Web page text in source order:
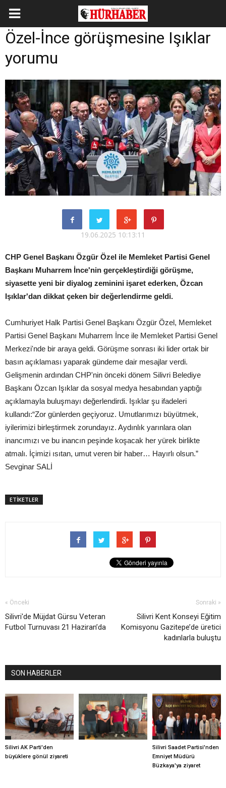
Özel-İnce görüşmesine Işıklar
yorumu
19.06.2025 10:13:11
CHP Genel Başkanı Özgür Özel ile Memleket Partisi Genel
Başkanı Muharrem İnce'nin gerçekleştirdiği görüşme,
siyasette yeni bir diyalog zeminini işaret ederken, Özcan
Işıklar'dan dikkat çeken bir değerlendirme geldi.
Cumhuriyet Halk Partisi Genel Başkanı Özgür Özel, Memleket
Partisi Genel Başkanı Muharrem İnce ile Memleket Partisi Genel
Merkezi'nde bir araya geldi. Görüşme sonrası iki lider ortak bir
basın açıklaması yaparak gündeme dair mesajlar verdi.
Gelişmenin ardından CHP'nin önceki dönem Silivri Belediye
Başkanı Özcan Işıklar da sosyal medya hesabından yaptığı
açıklamayla buluşmayı değerlendirdi. Işıklar şu ifadeleri
kullandı:“Zor günlerden geçiyoruz. Umutlarımızı büyütmek,
iyilerimizi birleştirmek zorundayız. Aydınlık yarınlara olan
inancımızı ve bu inancın peşinde koşacak her yürek birlikte
atmalı. İçimizi ısıtan, umut veren bir haber… Hayırlı olsun.”
Sevginar SALİ
ETİKETLER
« Önceki
Silivri'de Müjdat Gürsu Veteran
Futbol Turnuvası 21 Haziran’da
Sonraki »
Silivri Kent Konseyi Eğitim
Komisyonu Gazitepe’de üretici
kadınlarla buluştu
SON HABERLER
Silivri AK Parti'den
büyüklere gönül ziyareti
Silivri Saadet Partisi'nden
Emniyet Müdürü
Büzkaya'ya ziyaret